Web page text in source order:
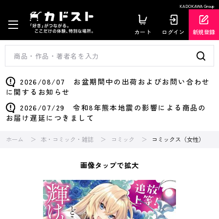
KADOKAWA Group
カート ログイン 新規登録
2026/08/07 お盆期間中の出荷およびお問い合わせ
に関するお知らせ
2026/07/29 令和8年熊本地震の影響による商品の
お届け遅延につきまして
ホーム 本・コミック・雑誌 コミック コミックス（女性）
画像タップで拡大